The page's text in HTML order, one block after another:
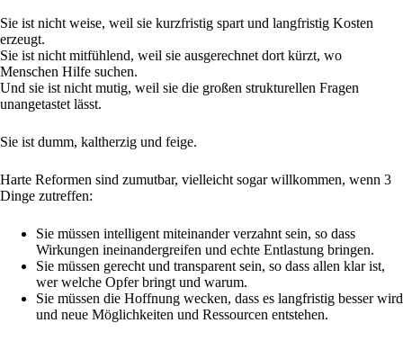
Sie ist nicht weise, weil sie kurzfristig spart und langfristig Kosten
erzeugt.
Sie ist nicht mitfühlend, weil sie ausgerechnet dort kürzt, wo
Menschen Hilfe suchen.
Und sie ist nicht mutig, weil sie die großen strukturellen Fragen
unangetastet lässt.
Sie ist dumm, kaltherzig und feige.
Harte Reformen sind zumutbar, vielleicht sogar willkommen, wenn 3
Dinge zutreffen:
Sie müssen intelligent miteinander verzahnt sein, so dass
Wirkungen ineinandergreifen und echte Entlastung bringen.
Sie müssen gerecht und transparent sein, so dass allen klar ist,
wer welche Opfer bringt und warum.
Sie müssen die Hoffnung wecken, dass es langfristig besser wird
und neue Möglichkeiten und Ressourcen entstehen.